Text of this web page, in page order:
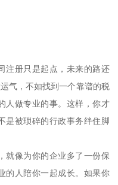
注册只是起点，未来的路还
气，不如找到一个靠谱的税
人做专业的事。这样，你才
是被琐碎的行政事务绊住脚
就像为你的企业多了一份保
的人陪你一起成长。如果你